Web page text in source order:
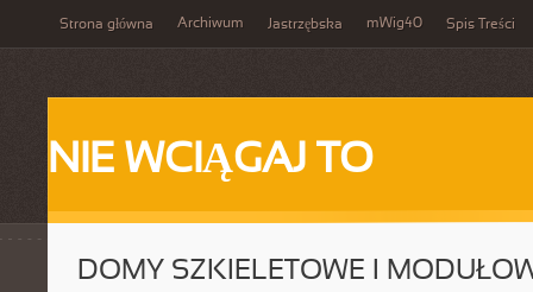
Strona główna Archiwum Jastrzębska mWig40 Spis Treści
NIE WCIĄGAJ TO
DOMY SZKIELETOWE I